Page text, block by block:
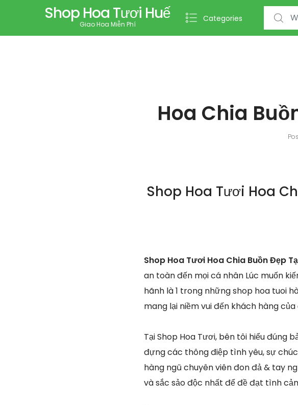
Shop Hoa Tươi Huế
Giao Hoa Miễn Phí
Categories
Search
Hoa Chia
Shop Hoa Tươi Hoa
Shop Hoa Tươi Hoa Chia Buồn Đẹp
an toàn đến mọi cá nhân Lúc muốn
hãnh là 1 trong những shop hoa tuoi
mang lại niềm vui đến khách hàng
Tại Shop Hoa Tươi, bên tôi hiểu đúng
đựng các thông điệp tình yêu, sự
hàng ngũ chuyên viên đon đả & tay
và sắc sảo độc nhất để đề đạt tình